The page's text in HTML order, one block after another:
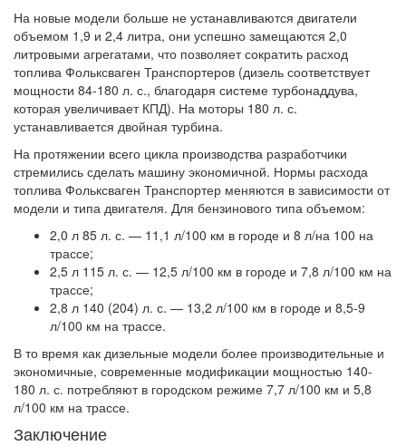
На новые модели больше не устанавливаются двигатели
объемом 1,9 и 2,4 литра, они успешно замещаются 2,0
литровыми агрегатами, что позволяет сократить расход
топлива Фольксваген Транспортеров (дизель соответствует
мощности 84-180 л. с., благодаря системе турбонаддува,
которая увеличивает КПД). На моторы 180 л. с.
устанавливается двойная турбина.
На протяжении всего цикла производства разработчики
стремились сделать машину экономичной. Нормы расхода
топлива Фольксваген Транспортер меняются в зависимости от
модели и типа двигателя. Для бензинового типа объемом:
2,0 л 85 л. с. — 11,1 л/100 км в городе и 8 л/на 100 на
трассе;
2,5 л 115 л. с. — 12,5 л/100 км в городе и 7,8 л/100 км на
трассе;
2,8 л 140 (204) л. с. — 13,2 л/100 км в городе и 8,5-9
л/100 км на трассе.
В то время как дизельные модели более производительные и
экономичные, современные модификации мощностью 140-
180 л. с. потребляют в городском режиме 7,7 л/100 км и 5,8
л/100 км на трассе.
Заключение